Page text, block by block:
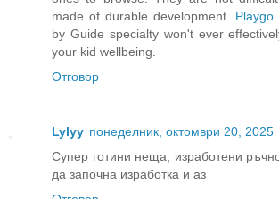
made of durable development. Playgo
by Guide specialty won't ever
your kid wellbeing.
Отговор
Lylyy понеделник, октомври 20, 2025
Супер готини неща, изработени
да започна изработка и аз